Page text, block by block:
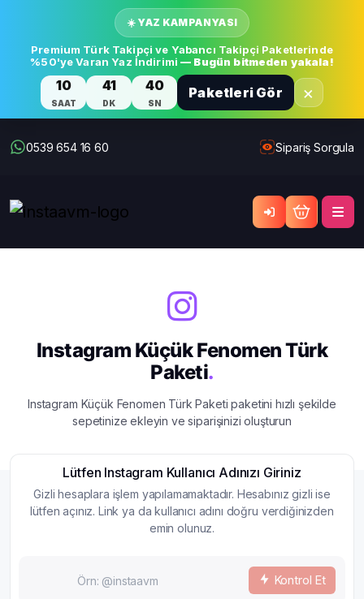
☀️ YAZ KAMPANYASI
Premium Türk Takipçi ve Yabancı Takipçi Paketlerinde
%50'ye Varan Yaz İndirimi — Bugün bitmeden yakala!
10
SAAT
41
DK
40
SN
Paketleri Gör ×
0539 654 16 60 Sipariş Sorgula
Instagram Küçük Fenomen Türk
Paketi.
Instagram Küçük Fenomen Türk Paketi paketini hızlı şekilde
sepetinize ekleyin ve siparişinizi oluşturun
Lütfen Instagram Kullanıcı Adınızı Giriniz
Gizli hesaplara işlem yapılamamaktadır. Hesabınız gizli ise
lütfen açınız. Link ya da kullanıcı adını doğru verdiğinizden
emin olunuz.
Kontrol Et